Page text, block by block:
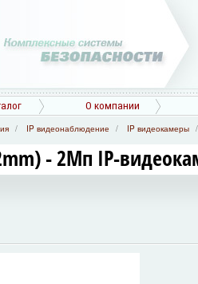
О компании
IP видеонаблюдение IP видеокамеры
- 2Мп IP-